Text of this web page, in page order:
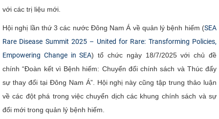
với các trị liệu mới.
Hội nghị lần thứ 3 các nước Đông Nam Á về quản lý bệnh hiếm (SEA
Rare Disease Summit 2025 – United for Rare: Transforming Policies,
Empowering Change in SEA) tổ chức ngày 18/7/2025 với chủ đề
chính “Đoàn kết vì Bệnh hiếm: Chuyển đổi chính sách và Thúc đẩy
sự thay đổi tại Đông Nam Á”. Hội nghị này cũng tập trung thảo luận
về các đột phá trong việc chuyển dịch các khung chính sách và sự
đổi mới trong quản lý bệnh hiếm.